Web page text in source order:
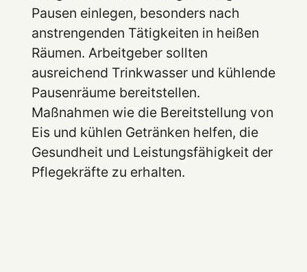
Pausen einlegen, besonders nach
anstrengenden Tätigkeiten in heißen
Räumen. Arbeitgeber sollten
ausreichend Trinkwasser und kühlende
Pausenräume bereitstellen.
Maßnahmen wie die Bereitstellung von
Eis und kühlen Getränken helfen, die
Gesundheit und Leistungsfähigkeit der
Pflegekräfte zu erhalten.